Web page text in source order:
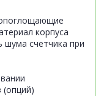
корпуса
шума счетчика при
(опций)